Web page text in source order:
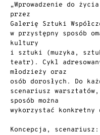
„Wprowadzenie do
przez
Galerię Sztuki
w przystępny sposób
kultury
i sztuki (muzyka,
teatr). Cykl
młodzieży oraz
osób dorosłych. Do
scenariusz
sposób można
wykorzystać konkretny
Koncepcja,